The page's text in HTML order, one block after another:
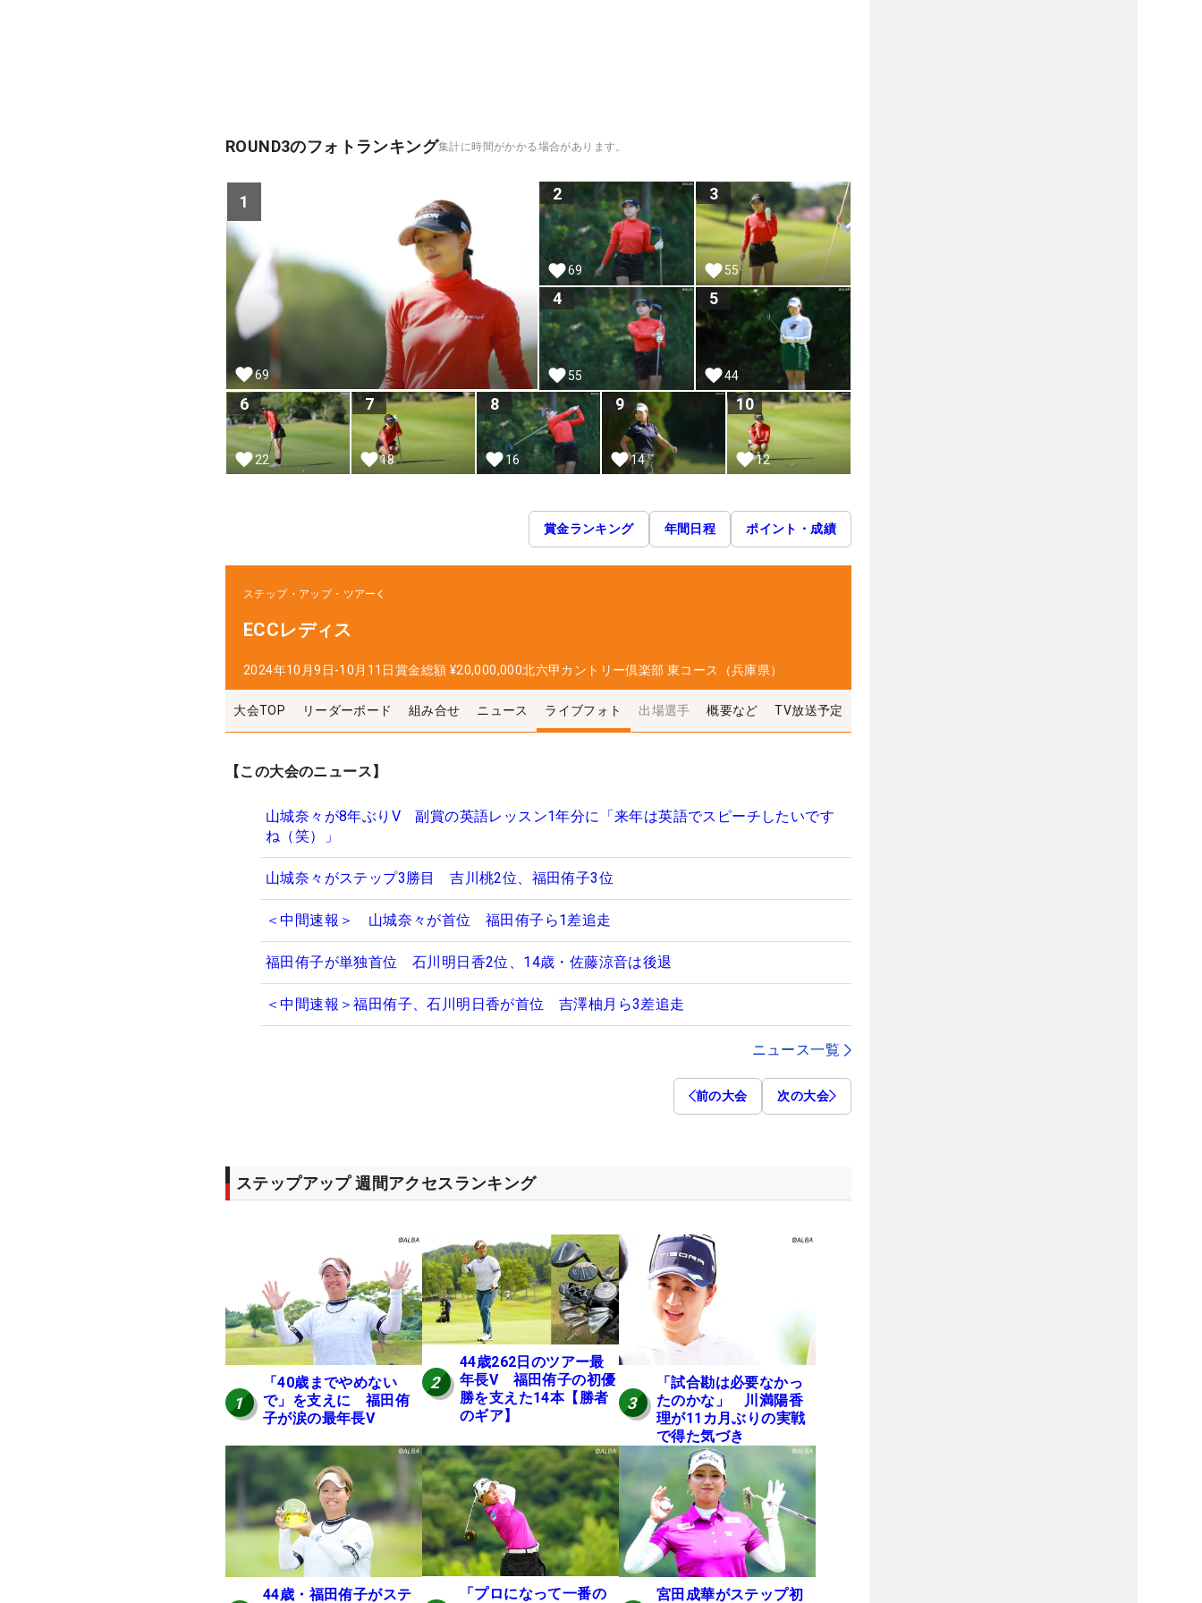
ROUND3のフォトランキング集計に時間がかかる場合があります。
1
69
2
69
3
55
4
55
5
44
6
22
7
18
8
16
9
14
10
12
賞金ランキング 年間日程 ポイント・成績
ステップ・アップ・ツアー
ECCレディス
2024年10月9日-10月11日賞金総額 ¥20,000,000北六甲カントリー倶楽部 東コース（兵庫県）
大会TOP リーダーボード 組み合せ ニュース ライブフォト 出場選手 概要など TV放送予定
【この大会のニュース】
山城奈々が8年ぶりV 副賞の英語レッスン1年分に「来年は英語でスピーチしたいです
ね（笑）」
山城奈々がステップ3勝目 吉川桃2位、福田侑子3位
＜中間速報＞ 山城奈々が首位 福田侑子ら1差追走
福田侑子が単独首位 石川明日香2位、14歳・佐藤涼音は後退
＜中間速報＞福田侑子、石川明日香が首位 吉澤柚月ら3差追走
ニュース一覧
前の大会 次の大会
ステップアップ 週間アクセスランキング
1
「40歳までやめない
で」を支えに 福田侑
子が涙の最年長V
2
44歳262日のツアー最
年長V 福田侑子の初優
勝を支えた14本【勝者
のギア】
3
「試合勘は必要なかっ
たのかな」 川満陽香
理が11カ月ぶりの実戦
で得た気づき
44歳・福田侑子がステ 「プロになって一番の 宮田成華がステップ初